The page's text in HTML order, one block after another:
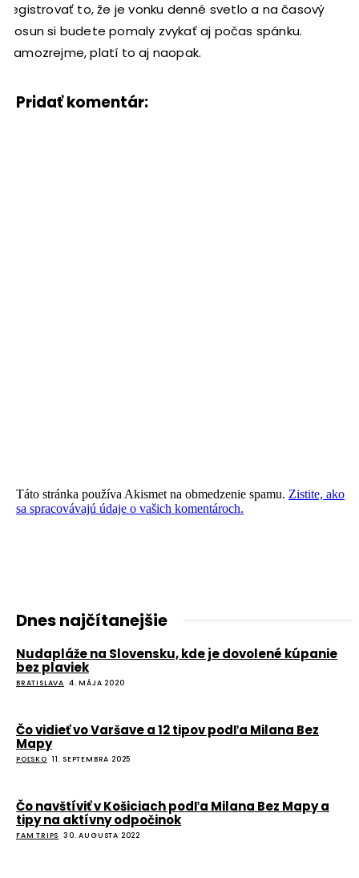
registrovať to, že je vonku denné svetlo a na časový
posun si budete pomaly zvykať aj počas spánku.
Samozrejme, platí to aj naopak.
Pridať komentár:
Táto stránka používa Akismet na obmedzenie spamu. Zistite, ako
sa spracovávajú údaje o vašich komentároch.
Dnes najčítanejšie
Nudapláže na Slovensku, kde je dovolené kúpanie
bez plaviek
BRATISLAVA 4. MÁJA 2020
Čo vidieť vo Varšave a 12 tipov podľa Milana Bez
Mapy
POĽSKO 11. SEPTEMBRA 2025
Čo navštíviť v Košiciach podľa Milana Bez Mapy a
tipy na aktívny odpočinok
FAM TRIPS 30. AUGUSTA 2022